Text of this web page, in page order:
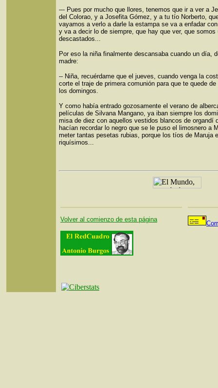
--- Pues por mucho que llores, tenemos que ir a ver a
del Colorao, y a Josefita Gómez, y a tu tío Norberto,
vayamos a verlo a darle la estampa se va a enfadar
y va a decir lo de siempre, que hay que ver, que somos
descastados...
Por eso la niña finalmente descansaba cuando un día,
madre:
-- Niña, recuérdame que el jueves, cuando venga la
corte el traje de primera comunión para que te quede
los domingos.
Y como había entrado gozosamente el verano de
películas de Silvana Mangano, ya iban siempre los
misa de diez con aquellos vestidos blancos de organdí
hacían recordar lo negro que se le puso el limosnero a
meter tantas pesetas rubias, porque los tíos de Maruja
riquísimos...
Volver al comienzo de esta página